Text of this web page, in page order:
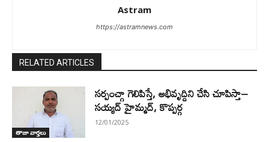
Astram
https://astramnews.com
RELATED ARTICLES
తాజా వార్తలు
సర్పంచ్గా గెలిపిస్తే, అభివృద్దిని చేసి చూపిస్తా–
సయ్యద్ హైమ్మద్, కొప్పర్గ
12/01/2025